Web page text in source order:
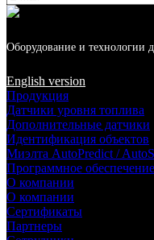
Оборудование и технологии
English version
Продукция
Датчики уровня топлива
Дополнительные датчики
Идентификация объектов
Миэлта AutoPredict /
Программное обеспечение
О компании
О компании
Сертификаты
Партнеры